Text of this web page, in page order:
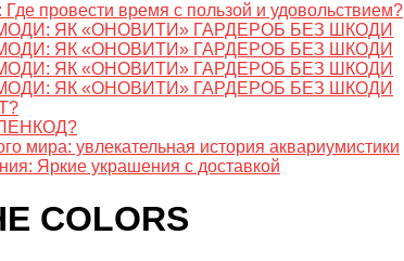
провести время с пользой и удовольствием?
ЯК «ОНОВИТИ» ГАРДЕРОБ БЕЗ ШКОДИ
ЯК «ОНОВИТИ» ГАРДЕРОБ БЕЗ ШКОДИ
ЯК «ОНОВИТИ» ГАРДЕРОБ БЕЗ ШКОДИ
ЯК «ОНОВИТИ» ГАРДЕРОБ БЕЗ ШКОДИ
мира: увлекательная история аквариумистики
Яркие украшения с доставкой
COLORS